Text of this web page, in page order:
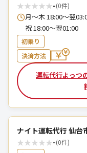
★★★★★-(0件)
月～木 18:00～翌
祝 18:00～翌01:00
初乗り
決済方法
運転代行よっつ
ナイト運転代行 仙台
★★★★★-(0件)